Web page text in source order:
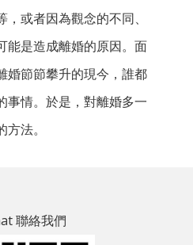
或者因為觀念的不同、
能是造成離婚的原因。面
婚節節攀升的現今，誰都
事情。於是，對離婚多一
法。
聯絡我們